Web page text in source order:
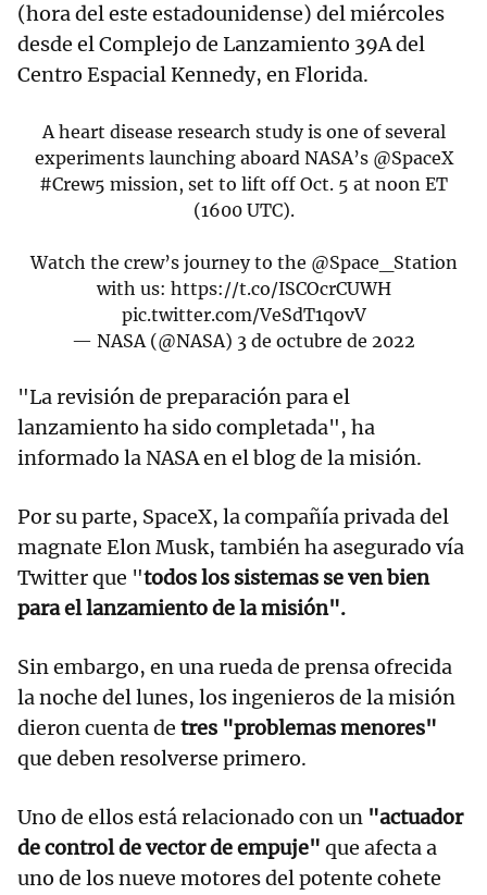
(hora del este estadounidense) del miércoles
desde el Complejo de Lanzamiento 39A del
Centro Espacial Kennedy, en Florida.
A heart disease research study is one of several
experiments launching aboard NASA’s @SpaceX
#Crew5 mission, set to lift off Oct. 5 at noon ET
(1600 UTC).
Watch the crew’s journey to the @Space_Station
with us: https://t.co/ISCOcrCUWH
pic.twitter.com/VeSdT1qovV
— NASA (@NASA) 3 de octubre de 2022
"La revisión de preparación para el
lanzamiento ha sido completada", ha
informado la NASA en el blog de la misión.
Por su parte, SpaceX, la compañía privada del
magnate Elon Musk, también ha asegurado vía
Twitter que "todos los sistemas se ven bien
para el lanzamiento de la misión".
Sin embargo, en una rueda de prensa ofrecida
la noche del lunes, los ingenieros de la misión
dieron cuenta de tres "problemas menores"
que deben resolverse primero.
Uno de ellos está relacionado con un "actuador
de control de vector de empuje" que afecta a
uno de los nueve motores del potente cohete